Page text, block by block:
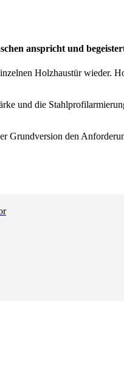
anspricht und
Holzhaustür wieder.
und die
Grundversion den